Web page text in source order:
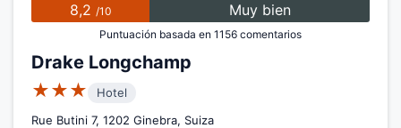
8,2 /10 Muy bien
Puntuación basada en 1156 comentarios
Drake Longchamp
★★★
Hotel
Rue Butini 7, 1202 Ginebra, Suiza